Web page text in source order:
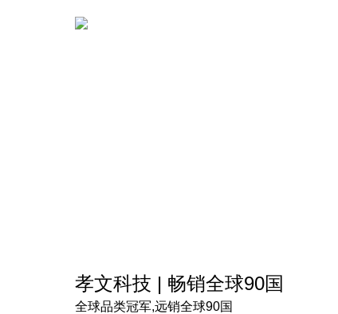
孝文科技 | 畅销全球90国
全球品类冠军,远销全球90国